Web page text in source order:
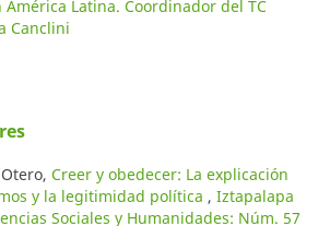
Latina. Coordinador del TC
Canclini
Creer y obedecer: La explicación
y la legitimidad política , Iztapalapa
Sociales y Humanidades: Núm. 57